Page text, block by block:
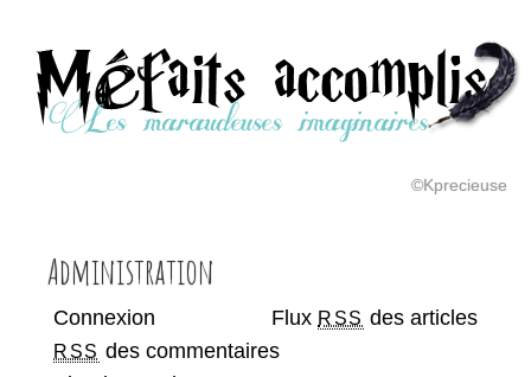
©Kprecieuse
Administration
Connexion Flux RSS des articles
RSS des commentaires